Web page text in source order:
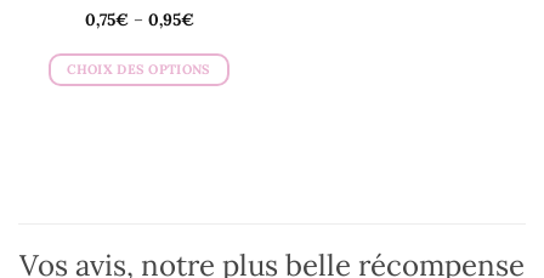
0,75€– 0,95€
CHOIX DES OPTIONS
Vos avis, notre plus belle récompense